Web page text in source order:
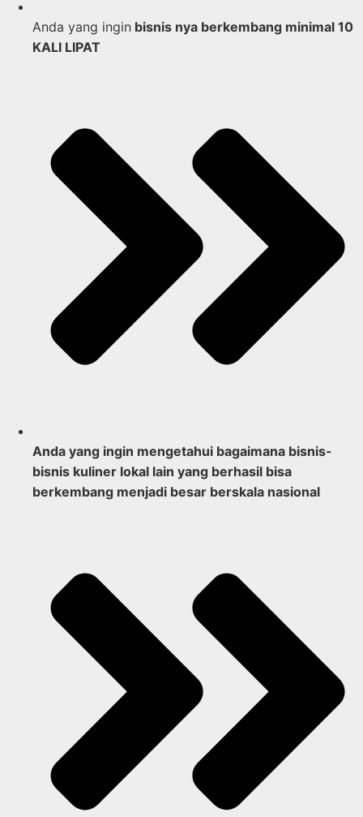
Anda yang ingin bisnis nya berkembang minimal 10
KALI LIPAT
Anda yang ingin mengetahui bagaimana bisnis-
bisnis kuliner lokal lain yang berhasil bisa
berkembang menjadi besar berskala nasional